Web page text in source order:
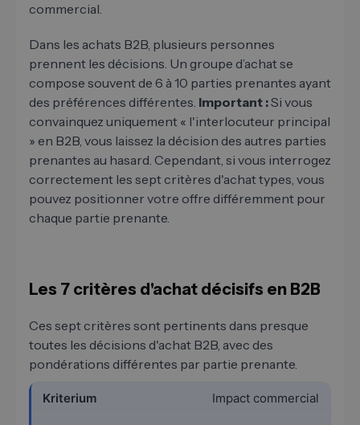
commercial.
Dans les achats B2B, plusieurs personnes
prennent les décisions. Un groupe d’achat se
compose souvent de 6 à 10 parties prenantes ayant
des préférences différentes. Important :Si vous
convainquez uniquement « l'interlocuteur principal
» en B2B, vous laissez la décision des autres parties
prenantes au hasard. Cependant, si vous interrogez
correctement les sept critères d'achat types, vous
pouvez positionner votre offre différemment pour
chaque partie prenante.
Les 7 critères d'achat décisifs en B2B
Ces sept critères sont pertinents dans presque
toutes les décisions d'achat B2B, avec des
pondérations différentes par partie prenante.
Impact commercial